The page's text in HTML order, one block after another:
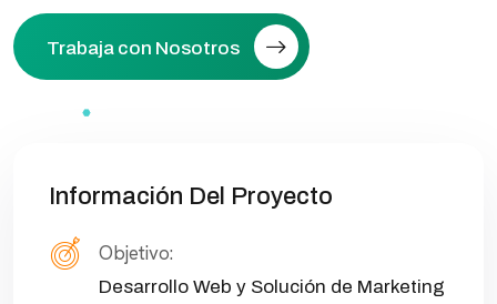
Trabaja con Nosotros
Información Del Proyecto
Objetivo:
Desarrollo Web y Solución de Marketing